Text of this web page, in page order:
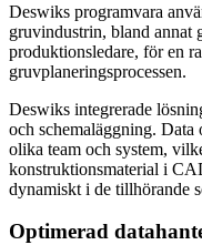
Deswiks programvara
gruvindustrin, bland annat
produktionsledare, för en
gruvplaneringsprocessen.
Deswiks integrerade
och schemaläggning. Data
olika team och system,
konstruktionsmaterial i
dynamiskt i de tillhörande
Optimerad